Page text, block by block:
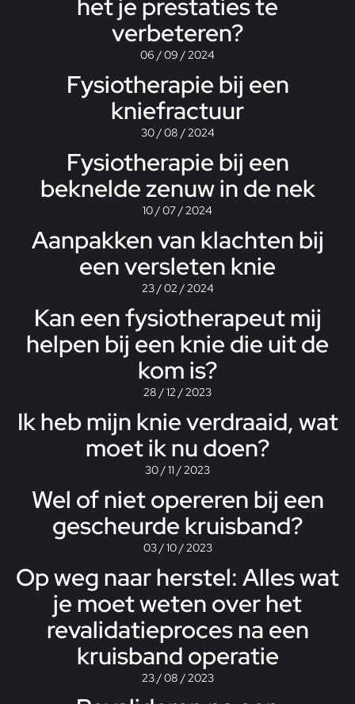
het je prestaties te
verbeteren?
06 / 09 / 2024
Fysiotherapie bij een
kniefractuur
30 / 08 / 2024
Fysiotherapie bij een
beknelde zenuw in de nek
10 / 07 / 2024
Aanpakken van klachten bij
een versleten knie
23 / 02 / 2024
Kan een fysiotherapeut mij
helpen bij een knie die uit de
kom is?
28 / 12 / 2023
Ik heb mijn knie verdraaid, wat
moet ik nu doen?
30 / 11 / 2023
Wel of niet opereren bij een
gescheurde kruisband?
03 / 10 / 2023
Op weg naar herstel: Alles wat
je moet weten over het
revalidatieproces na een
kruisband operatie
23 / 08 / 2023